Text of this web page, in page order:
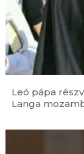
Leó pápa
Langa